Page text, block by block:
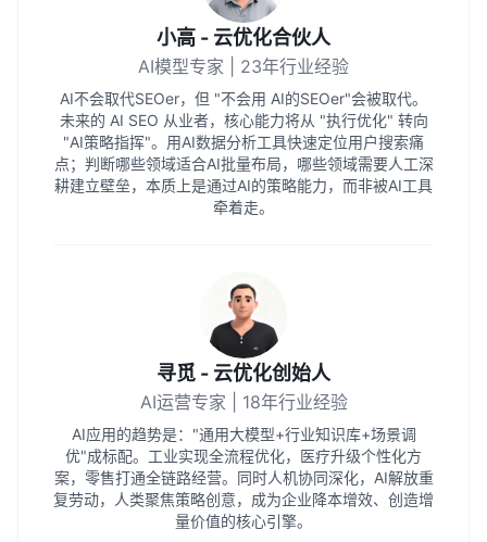
小高 - 云优化合伙人
AI模型专家 | 23年行业经验
AI不会取代SEOer，但 "不会用 AI的SEOer"会被取代。
未来的 AI SEO 从业者，核心能力将从 "执行优化" 转向
"AI策略指挥"。用AI数据分析工具快速定位用户搜索痛
点；判断哪些领域适合AI批量布局，哪些领域需要人工深
耕建立壁垒，本质上是通过AI的策略能力，而非被AI工具
牵着走。
寻觅 - 云优化创始人
AI运营专家 | 18年行业经验
AI应用的趋势是："通用大模型+行业知识库+场景调
优"成标配。工业实现全流程优化，医疗升级个性化方
案，零售打通全链路经营。同时人机协同深化，AI解放重
复劳动，人类聚焦策略创意，成为企业降本增效、创造增
量价值的核心引擎。